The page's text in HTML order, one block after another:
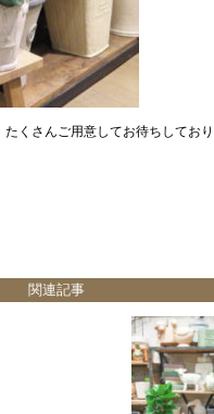
くさんご用意してお待ちしており
関連記事